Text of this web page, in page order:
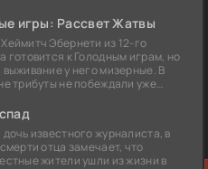
игры: Рассвет Жатвы
Эбернети из 12-го
готовится к Голодным играм, но
у него мизерные. В
трибуты не побеждали уже
известного журналиста, в
отца замечает, что
жители ушли из жизни в